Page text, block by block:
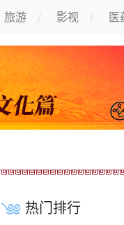
旅游 影视 医
热门排行